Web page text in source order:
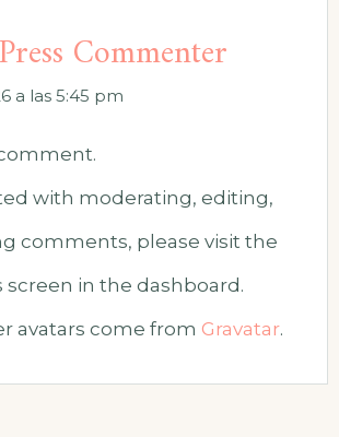
Commenter
a las 5:45 pm
with moderating, editing,
comments, please visit the
in the dashboard.
avatars come from Gravatar.